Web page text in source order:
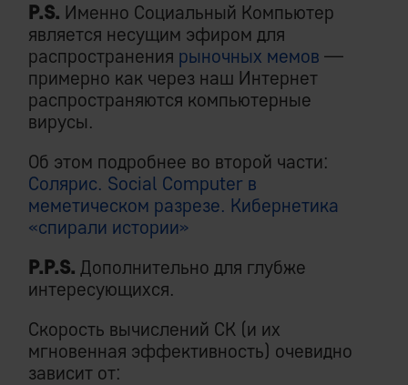
P.S. Именно Социальный Компьютер
является несущим эфиром для
распространения рыночных мемов —
примерно как через наш Интернет
распространяются компьютерные
вирусы.
Об этом подробнее во второй части:
Солярис. Social Computer в
меметическом разрезе. Кибернетика
«спирали истории»
P.P.S. Дополнительно для глубже
интересующихся.
Скорость вычислений СК (и их
мгновенная эффективность) очевидно
зависит от: